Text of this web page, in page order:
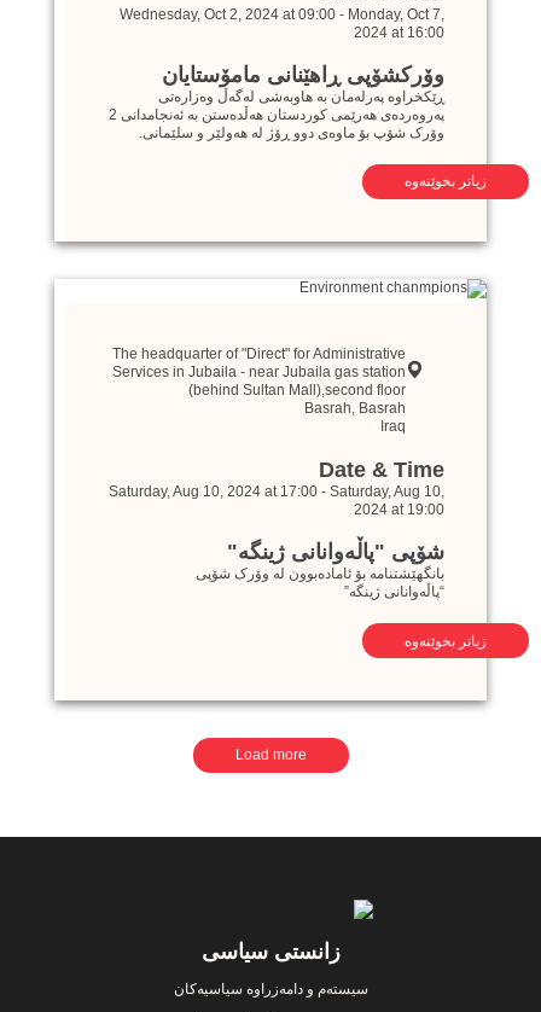
وۆرکشۆپی ڕاهێنانی مامۆستایان
ڕێکخراوە پەرلەمان بە هاوبەشی لەگەڵ وەزارەتی
پەروەردەی هەرێمی کوردستان هەڵدەستن بە ئەنجامدانی 2
وۆرک شۆپ بۆ ماوەی دوو ڕۆژ لە هەولێر و سلێمانی.
زیاتر بخوێنەوە
Wednesday, Oct 2, 2024 at 09:00 - Monday, Oct 7,
2024 at 16:00
شۆپی "پاڵەوانانی ژینگە"
بانگهێشتنامە بۆ ئامادەبوون لە وۆرک شۆپی
“پاڵەوانانی ژینگە”
زیاتر بخوێنەوە
The headquarter of "Direct" for Administrative
Services in Jubaila - near Jubaila gas station
(behind Sultan Mall),second floor
Basrah, Basrah
Iraq
Date & Time
Saturday, Aug 10, 2024 at 17:00 - Saturday, Aug 10,
2024 at 19:00
Load more
Footerزانستی سیاسی
سیستەم و دامەزراوە سیاسیەکان